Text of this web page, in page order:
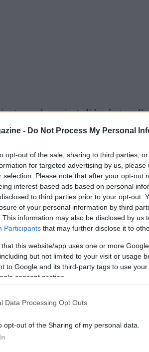
- Do Not Process My Personal
opt-out of the sale, sharing to third parties,
for targeted advertising by us,
selection. Please note that after your opt-out
interest-based ads based on personal
to third parties prior to your opt-out.
of your personal information by third
This information may also be disclosed by us
Participants that may further disclose it to
that this website/app uses one or more
but not limited to your visit or usage
to Google and its third-party tags to use
consent section.
Data Processing Opt Outs
opt-out of the Sharing of my personal data.
ma la serie A di basket,
Il tema verrà trattato nella